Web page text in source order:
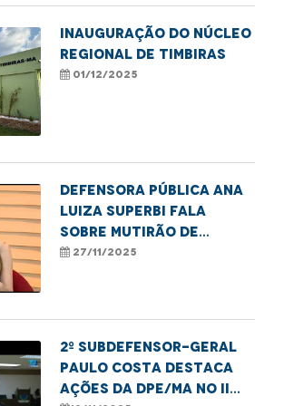
Inauguração do Núcleo
Regional de Timbiras
01/12/2025
Defensora pública Ana
Luiza Superbi fala
sobre mutirão de
atendimentos para
27/11/2025
2º subdefensor-geral
Paulo Costa destaca
ações da DPE/MA no II